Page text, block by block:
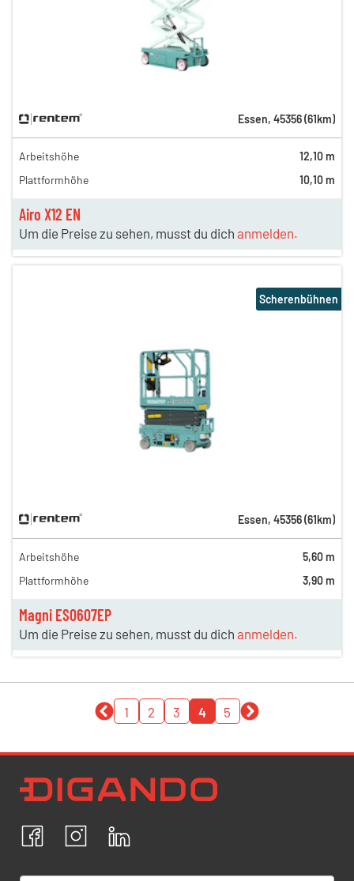
Airo X12 EN
Um die Preise zu sehen, musst du dich anmelden.
Essen, 45356(61km)
Arbeitshöhe
12,10 m
Plattformhöhe
10,10 m
Magni ES0607EP
Um die Preise zu sehen, musst du dich anmelden.
Scherenbühnen
Essen, 45356(61km)
Arbeitshöhe
5,60 m
Plattformhöhe
3,90 m
1 2 3 4 5
FacebookInstagram
Ich bestätige, dass ich die
Datenschutzrichtlinien
personenbezogenen Daten einverstanden.